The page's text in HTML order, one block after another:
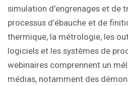
simulation d'engrenages et de
processus d’ébauche et de
thermique, la métrologie, les
logiciels et les systèmes de
webinaires comprennent un
médias, notamment des